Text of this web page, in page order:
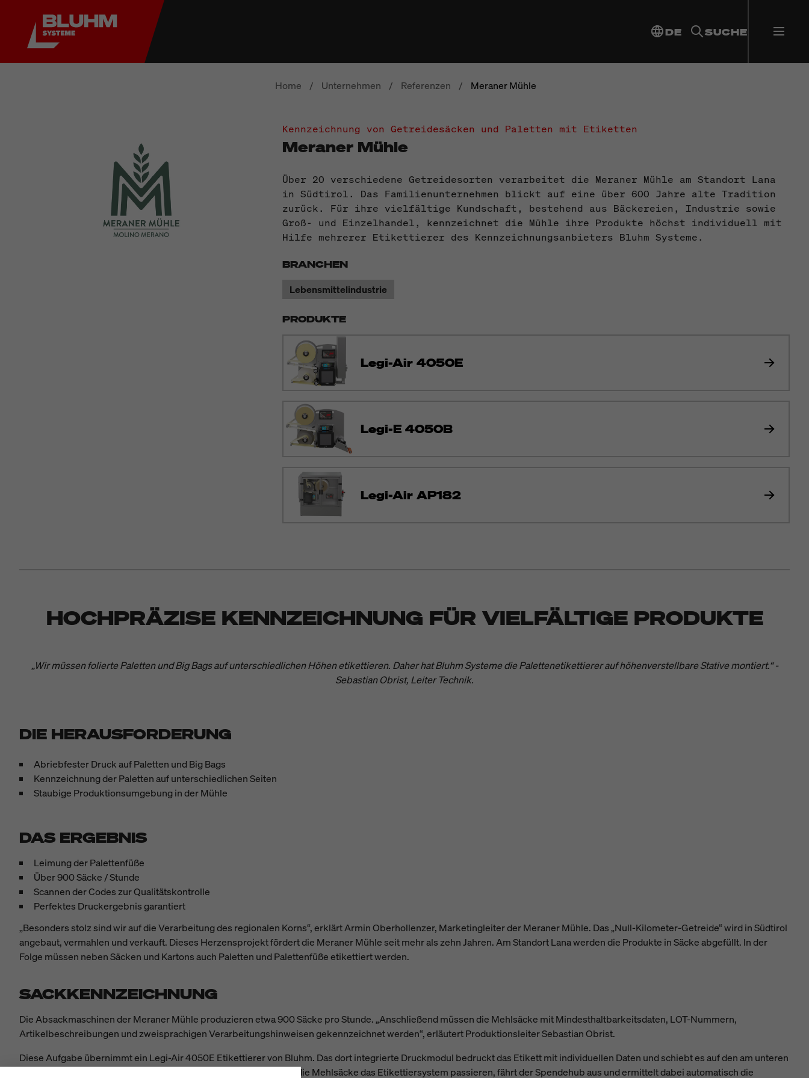
DE SUCHE
Home / Unternehmen / Referenzen / Meraner Mühle
Kennzeichnung von Getreidesäcken und Paletten mit Etiketten
Meraner Mühle
Über 20 verschiedene Getreidesorten verarbeitet die Meraner Mühle am Standort Lana
in Südtirol. Das Familienunternehmen blickt auf eine über 600 Jahre alte Tradition
zurück. Für ihre vielfältige Kundschaft, bestehend aus Bäckereien, Industrie sowie
Groß- und Einzelhandel, kennzeichnet die Mühle ihre Produkte höchst individuell mit
Hilfe mehrerer Etikettierer des Kennzeichnungsanbieters Bluhm Systeme.
BRANCHEN
Lebensmittelindustrie
PRODUKTE
Legi-Air 4050E
Legi-E 4050B
Legi-Air AP182
HOCHPRÄZISE KENNZEICHNUNG FÜR VIELFÄLTIGE PRODUKTE
„Wir müssen folierte Paletten und Big Bags auf unterschiedlichen Höhen etikettieren. Daher hat Bluhm Systeme die Palettenetikettierer auf höhenverstellbare Stative montiert.“ -
Sebastian Obrist, Leiter Technik.
DIE HERAUSFORDERUNG
Abriebfester Druck auf Paletten und Big Bags
Kennzeichnung der Paletten auf unterschiedlichen Seiten
Staubige Produktionsumgebung in der Mühle
DAS ERGEBNIS
Leimung der Palettenfüße
Über 900 Säcke / Stunde
Scannen der Codes zur Qualitätskontrolle
Perfektes Druckergebnis garantiert
„Besonders stolz sind wir auf die Verarbeitung des regionalen Korns“, erklärt Armin Oberhollenzer, Marketingleiter der Meraner Mühle. Das „Null-Kilometer-Getreide“ wird in Südtirol
angebaut, vermahlen und verkauft. Dieses Herzensprojekt fördert die Meraner Mühle seit mehr als zehn Jahren. Am Standort Lana werden die Produkte in Säcke abgefüllt. In der
Folge müssen neben Säcken und Kartons auch Paletten und Palettenfüße etikettiert werden.
SACKKENNZEICHNUNG
Die Absackmaschinen der Meraner Mühle produzieren etwa 900 Säcke pro Stunde. „Anschließend müssen die Mehlsäcke mit Mindesthaltbarkeitsdaten, LOT-Nummern,
Artikelbeschreibungen und zweisprachigen Verarbeitungshinweisen gekennzeichnet werden“, erläutert Produktionsleiter Sebastian Obrist.
Diese Aufgabe übernimmt ein Legi-Air 4050E Etikettierer von Bluhm. Das dort integrierte Druckmodul bedruckt das Etikett mit individuellen Daten und schiebt es auf den am unteren
Ende des Spendehubs befestigten Spendestempel vor. Während die Mehlsäcke das Etikettiersystem passieren, fährt der Spendehub aus und ermittelt dabei automatisch die